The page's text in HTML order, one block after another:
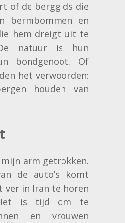
of de berggids die
bermbommen en
hem dreigt uit te
natuur is hun
bondgenoot. Of
het verwoorden:
houden van
mijn arm getrokken.
de auto’s komt
ver in Iran te horen
is tijd om te
en vrouwen